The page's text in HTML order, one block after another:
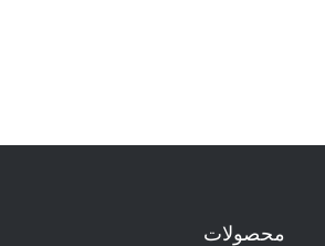
محصولات